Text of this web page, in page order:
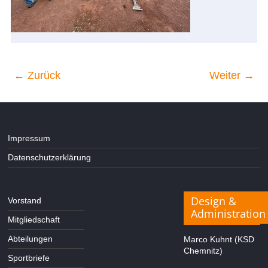
← Zurück Weiter →
Impressum
Datenschutzerklärung
Vorstand
Mitgliedschaft
Abteilungen
Sportbriefe
Design &
Administration
Marco Kuhnt (KSD
Chemnitz)